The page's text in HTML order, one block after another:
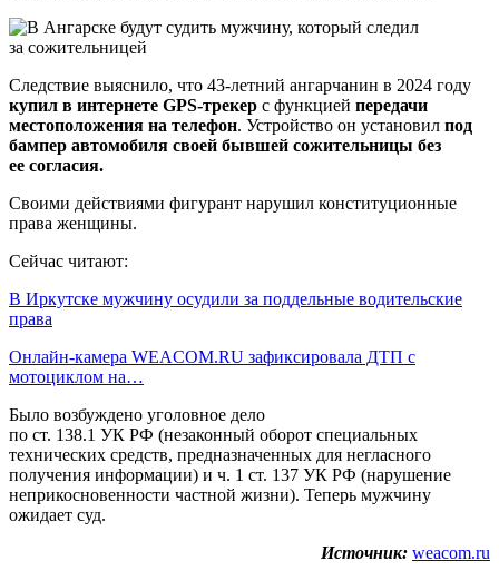
Следствие выяснило, что 43-летний ангарчанин в 2024 году
купил в интернете GPS-трекер с функцией передачи
местоположения на телефон. Устройство он установил под
бампер автомобиля своей бывшей сожительницы без
ее согласия.
Своими действиями фигурант нарушил конституционные
права женщины.
Сейчас читают:
В Иркутске мужчину осудили за поддельные водительские
права
Онлайн-камера WEACOM.RU зафиксировала ДТП с
мотоциклом на…
Было возбуждено уголовное дело
по ст. 138.1 УК РФ (незаконный оборот специальных
технических средств, предназначенных для негласного
получения информации) и ч. 1 ст. 137 УК РФ (нарушение
неприкосновенности частной жизни). Теперь мужчину
ожидает суд.
Источник: weacom.ru